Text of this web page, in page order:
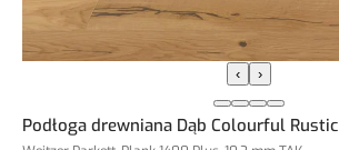
‹ ›
Podłoga drewniana Dąb Colourful Rustic